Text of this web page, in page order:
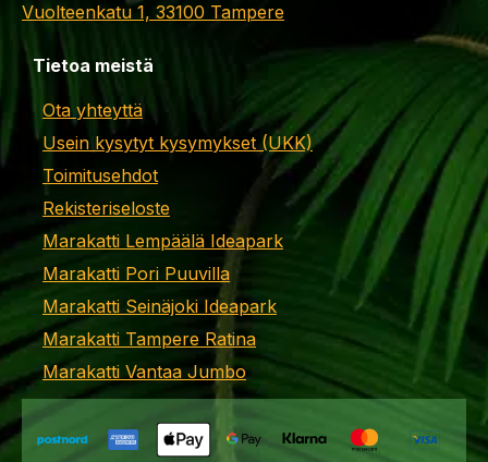
Vuolteenkatu 1, 33100 Tampere
Tietoa meistä
Ota yhteyttä
Usein kysytyt kysymykset (UKK)
Toimitusehdot
Rekisteriseloste
Marakatti Lempäälä Ideapark
Marakatti Pori Puuvilla
Marakatti Seinäjoki Ideapark
Marakatti Tampere Ratina
Marakatti Vantaa Jumbo